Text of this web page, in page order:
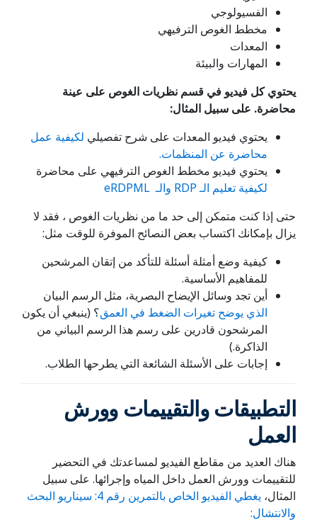
الفسيولوجي
مخطط الغوص الترفيهي
المعدات
المهارات والبيئة
يحتوي كل فيديو في قسم نظريات الغوص على عينة
محاضرة. على سبيل المثال:
يحتوي فيديو المعدات على شرح تفصيليلكيفية عمل
محاضرة عن المنظمات.
يحتوي فيديو مخطط الغوص الترفيهي على محاضرة
لكيفية تعليم الـ RDP والـ eRDPML
حتى إذا كنت متمكن إلى حد ما من نظريات الغوص ، فقد لا
يزال بإمكانك اكتساب بعض النصائح الموفرة للوقت مثل:
كيفية وضع أمثلة أسئلة للتأكد من إتقان المرشحين
للمفاهيم الأساسية.
أين تجد وسائل الإيضاح البصرية، مثل الرسم البيان
الذي يوضح تغيرات الضغط في العمق؟ (ينبغي أن يكون
المرشحون قادرين على رسم هذا الرسم البياني من
الذاكرة.)
إجابات على الأسئلة الشائعة التي يطرحها الطلاب.
التطبيقات والتقييمات وورش
العمل
هناك العديد من مقاطع الفيديو لمساعدتك في التحضير
للتقييمات وورش العمل داخل المياه وإجرائها. على سبيل
المثال،
يغطي الفيديو الخاص بالتمرين رقم 4: سيناريو البحث
والانتشال: